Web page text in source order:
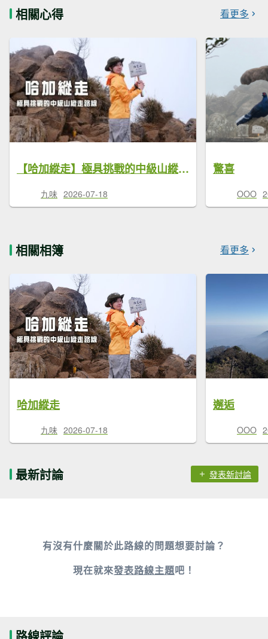
相關心得 看更多
【哈加縱走】極具挑戰的中級山縱走路線 | 哈堪尼山.加里山
九味 2026-07-18
驚喜
OOO
相關相簿 看更多
哈加縱走
九味 2026-07-18
邂逅
OOO
最新討論 發表新討論
有沒有什麼關於此路線的問題想要討論？
現在就來發表路線主題吧！
路線評論